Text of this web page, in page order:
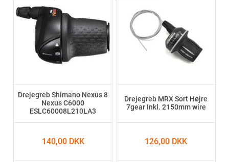
Drejegreb Shimano Nexus 8
Nexus C6000
ESLC60008L210LA3
140,00 DKK
Drejegreb MRX Sort Højre
7gear Inkl. 2150mm wire
126,00 DKK